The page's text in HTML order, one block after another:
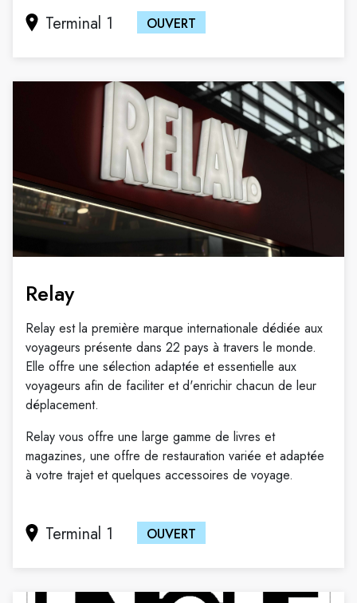
Terminal 1 OUVERT
Relay
Relay est la première marque internationale dédiée aux
voyageurs présente dans 22 pays à travers le monde.
Elle offre une sélection adaptée et essentielle aux
voyageurs afin de faciliter et d'enrichir chacun de leur
déplacement.
Relay vous offre une large gamme de livres et
magazines, une offre de restauration variée et adaptée
à votre trajet et quelques accessoires de voyage.
Terminal 1 OUVERT